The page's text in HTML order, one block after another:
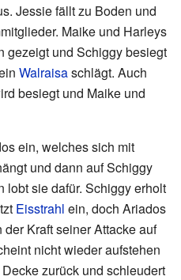
Jessie fällt zu Boden und
Maike und Harleys
gezeigt und Schiggy besiegt
Walraisaschlägt. Auch
besiegt und Maike und
ein, welches sich mit
und dann auf Schiggy
lobt sie dafür. Schiggy erholt
Eisstrahl ein, doch Ariados
Kraft seiner Attacke auf
nicht wieder aufstehen
zurück und schleudert